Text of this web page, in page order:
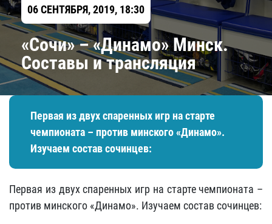
06 СЕНТЯБРЯ, 2019, 18:30
«Сочи» – «Динамо» Минск.
Составы и трансляция
Первая из двух спаренных игр на старте
чемпионата – против минского «Динамо».
Изучаем состав сочинцев:
Первая из двух спаренных игр на старте чемпионата –
против минского «Динамо». Изучаем состав сочинцев: